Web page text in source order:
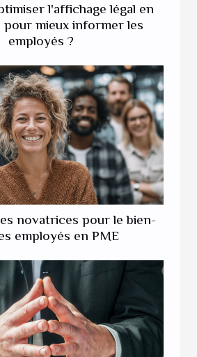
l'affichage légal en
mieux informer les
employés ?
novatrices pour le bien-
employés en PME